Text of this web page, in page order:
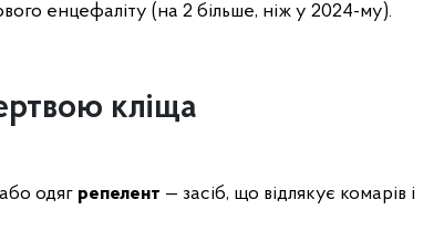
енцефаліту (на 2 більше, ніж у 2024-му).
кліща
одяг репелент — засіб, що відлякує комарів і